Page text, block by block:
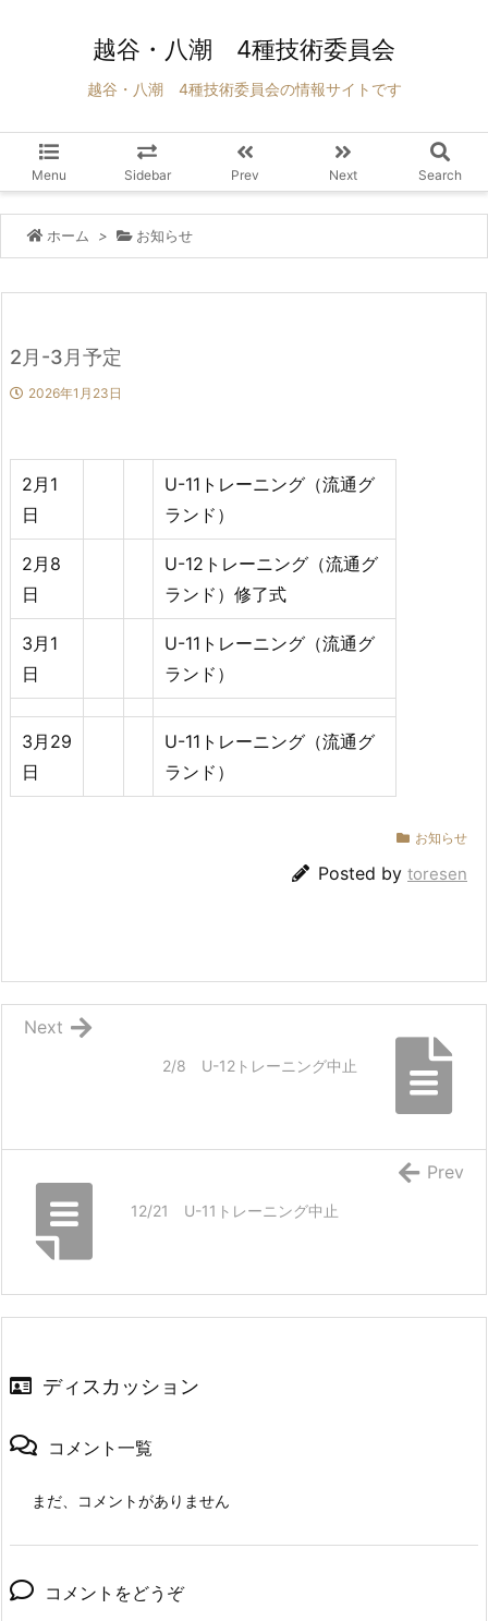
越谷・八潮 4種技術委員会
越谷・八潮 4種技術委員会の情報サイトです
Menu Sidebar Prev Next Search
ホーム > お知らせ
2月-3月予定
2026年1月23日
2月1
日
U-11トレーニング（流通グ
ランド）
2月8
日
U-12トレーニング（流通グ
ランド）修了式
3月1
日
U-11トレーニング（流通グ
ランド）
3月29
日
U-11トレーニング（流通グ
ランド）
お知らせ
Posted by toresen
2/8 U-12トレーニング中止
Next
12/21 U-11トレーニング中止
Prev
ディスカッション
コメント一覧
まだ、コメントがありません
コメントをどうぞ